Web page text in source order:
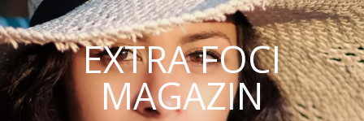
EXTRA FOCI
MAGAZIN